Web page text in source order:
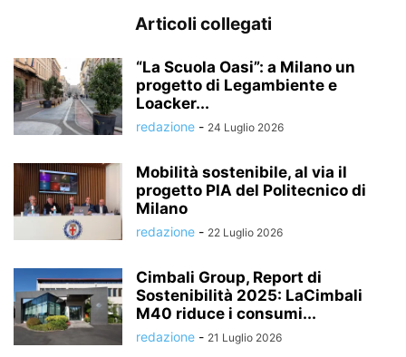
Articoli collegati
“La Scuola Oasi”: a Milano un
progetto di Legambiente e
Loacker...
redazione - 24 Luglio 2026
Mobilità sostenibile, al via il
progetto PIA del Politecnico di
Milano
redazione - 22 Luglio 2026
Cimbali Group, Report di
Sostenibilità 2025: LaCimbali
M40 riduce i consumi...
redazione - 21 Luglio 2026